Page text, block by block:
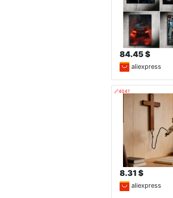
84.45 $
aliexpress
🔗404?
8.31 $
aliexpress